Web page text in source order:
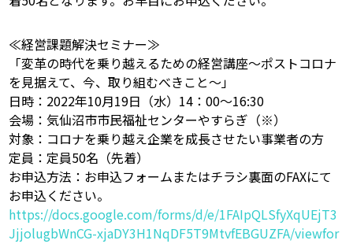
≪経営課題解決セミナー≫
「変革の時代を乗り越えるための経営講座～ポストコロナ
を見据えて、今、取り組むべきこと～」
日時：2022年10月19日（水）14：00～16:30
会場：気仙沼市市民福祉センターやすらぎ（※）
対象：コロナを乗り越え企業を成長させたい事業者の方
定員：定員50名（先着）
お申込方法：お申込フォームまたはチラシ裏面のFAXにて
お申込ください。
https://docs.google.com/forms/d/e/1FAIpQLSfyXqUEjT3
JjjolugbWnCG-xjaDY3H1NqDF5T9MtvfEBGUZFA/viewfor